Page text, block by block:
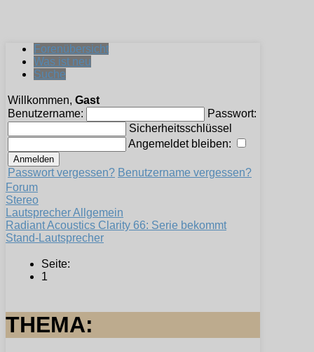
Forenübersicht
Was ist neu
Suche
Willkommen, Gast
Benutzername:
Passwort:
Sicherheitsschlüssel
Angemeldet bleiben:
Passwort vergessen? Benutzername vergessen?
Forum
Stereo
Lautsprecher Allgemein
Radiant Acoustics Clarity 66: Serie bekommt
Stand-Lautsprecher
Seite:
1
THEMA: